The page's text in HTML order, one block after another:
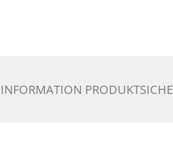
INFORMATION